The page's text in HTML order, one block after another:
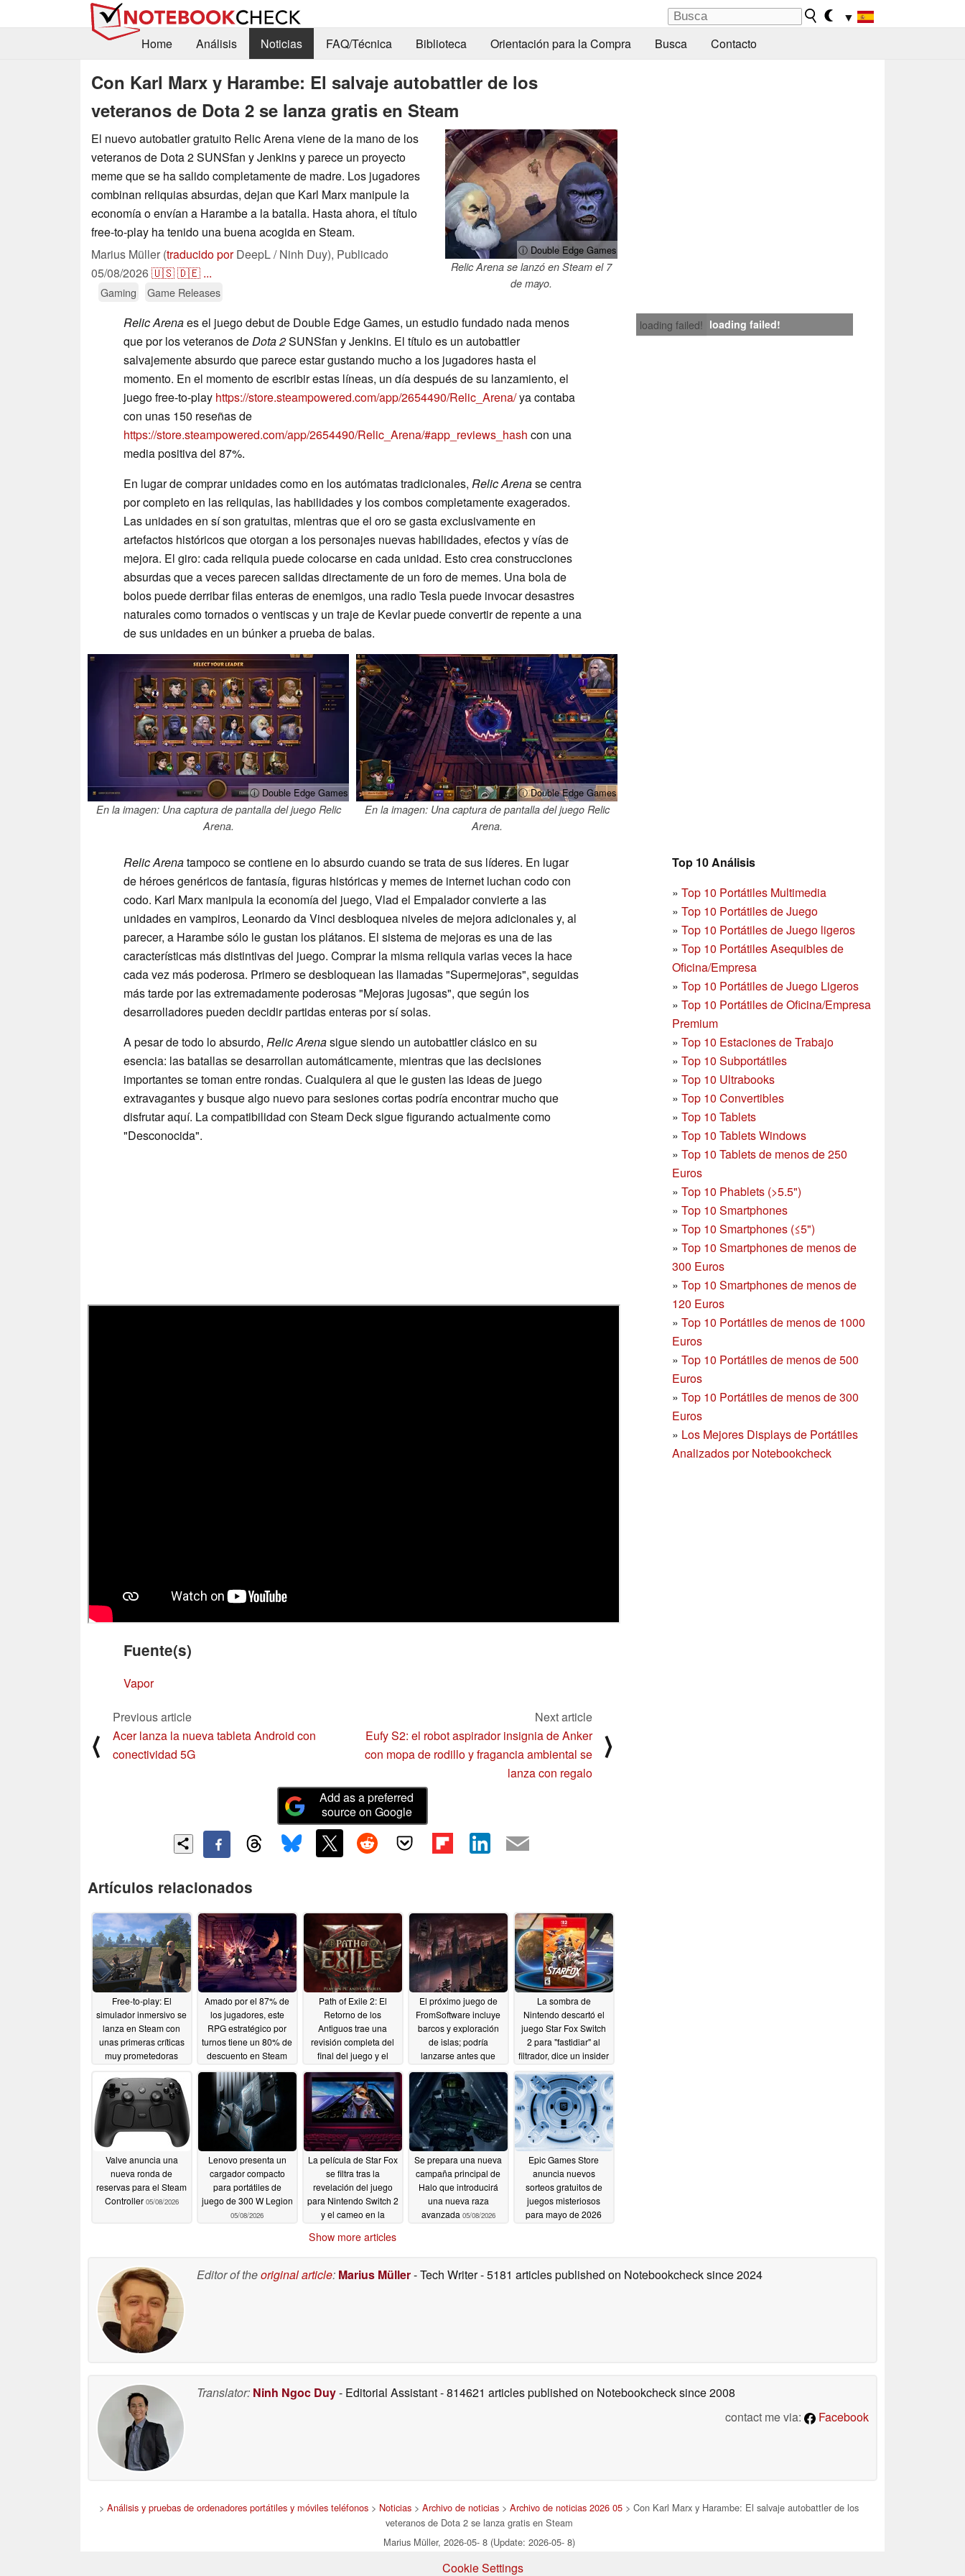
▼
Home
Análisis Noticias FAQ/Técnica Biblioteca Orientación para la Compra Busca Contacto
Con Karl Marx y Harambe: El salvaje autobattler de los
veteranos de Dota 2 se lanza gratis en Steam
ⓘ Double Edge Games
Relic Arena se lanzó en Steam el 7
de mayo.
El nuevo autobatler gratuito Relic Arena viene de la mano de los
veteranos de Dota 2 SUNSfan y Jenkins y parece un proyecto
meme que se ha salido completamente de madre. Los jugadores
combinan reliquias absurdas, dejan que Karl Marx manipule la
economía o envían a Harambe a la batalla. Hasta ahora, el título
free-to-play ha tenido una buena acogida en Steam.
Marius Müller (traducido porDeepL / Ninh Duy), Publicado
05/08/2026🇺🇸🇩🇪 ...
Gaming Game Releases
loading failed! loading failed!
Relic Arenaes el juego debut de Double Edge Games, un estudio fundado nada menos
que por los veteranos deDota 2SUNSfan y Jenkins. El título es un autobattler
salvajemente absurdo que parece estar gustando mucho a los jugadores hasta el
momento. En el momento de escribir estas líneas, un día después de su lanzamiento, el
juego free-to-play https://store.steampowered.com/app/2654490/Relic_Arena/ya contaba
con unas 150 reseñas de
https://store.steampowered.com/app/2654490/Relic_Arena/#app_reviews_hash con una
media positiva del 87%.
En lugar de comprar unidades como en los autómatas tradicionales, Relic Arenase centra
por completo en las reliquias, las habilidades y los combos completamente exagerados.
Las unidades en sí son gratuitas, mientras que el oro se gasta exclusivamente en
artefactos históricos que otorgan a los personajes nuevas habilidades, efectos y vías de
mejora. El giro: cada reliquia puede colocarse en cada unidad. Esto crea construcciones
absurdas que a veces parecen salidas directamente de un foro de memes. Una bola de
bolos puede derribar filas enteras de enemigos, una radio Tesla puede invocar desastres
naturales como tornados o ventiscas y un traje de Kevlar puede convertir de repente a una
de sus unidades en un búnker a prueba de balas.
ⓘ Double Edge Games
En la imagen: Una captura de pantalla del juego Relic
Arena.
ⓘ Double Edge Games
En la imagen: Una captura de pantalla del juego Relic
Arena.
Top 10 Análisis
» Top 10 Portátiles Multimedia
» Top 10 Portátiles de Juego
» Top 10 Portátiles de Juego ligeros
» Top 10 Portátiles Asequibles de
Oficina/Empresa
» Top 10 Portátiles de Juego Ligeros
» Top 10 Portátiles de Oficina/Empresa
Premium
» Top 10 Estaciones de Trabajo
» Top 10 Subportátiles
» Top 10 Ultrabooks
» Top 10 Convertibles
» Top 10 Tablets
» Top 10 Tablets Windows
» Top 10 Tablets de menos de 250
Euros
» Top 10 Phablets (>5.5")
» Top 10 Smartphones
» Top 10 Smartphones (≤5")
» Top 10 Smartphones de menos de
300 Euros
» Top 10 Smartphonesde menos de
120 Euros
» Top 10 Portátiles de menos de 1000
Euros
» Top 10 Portátiles de menos de 500
Euros
» Top 10 Portátiles de menos de 300
Euros
» Los Mejores Displays de Portátiles
Analizados por Notebookcheck
Relic Arenatampoco se contiene en lo absurdo cuando se trata de sus líderes. En lugar
de héroes genéricos de fantasía, figuras históricas y memes de internet luchan codo con
codo. Karl Marx manipula la economía del juego, Vlad el Empalador convierte a las
unidades en vampiros, Leonardo da Vinci desbloquea niveles de mejora adicionales y, al
parecer, a Harambe sólo le gustan los plátanos. El sistema de mejoras es una de las
características más distintivas del juego. Comprar la misma reliquia varias veces la hace
cada vez más poderosa. Primero se desbloquean las llamadas "Supermejoras", seguidas
más tarde por las extremadamente poderosas "Mejoras jugosas", que según los
desarrolladores pueden decidir partidas enteras por sí solas.
A pesar de todo lo absurdo, Relic Arenasigue siendo un autobattler clásico en su
esencia: las batallas se desarrollan automáticamente, mientras que las decisiones
importantes se toman entre rondas. Cualquiera al que le gusten las ideas de juego
extravagantes y busque algo nuevo para sesiones cortas podría encontrar mucho que
disfrutar aquí. La compatibilidad con Steam Deck sigue figurando actualmente como
"Desconocida".
Fuente(s)
Vapor
⟨
Previous article
Acer lanza la nueva tableta Android con
conectividad 5G
Next article
Eufy S2: el robot aspirador insignia de Anker
con mopa de rodillo y fragancia ambiental se
lanza con regalo
⟩
Add as a preferred
source on Google
Artículos relacionados
Free-to-play: El
simulador inmersivo se
lanza en Steam con
unas primeras críticas
muy prometedoras
Amado por el 87% de
los jugadores, este
RPG estratégico por
turnos tiene un 80% de
descuento en Steam
05/08/2026
Path of Exile 2: El
Retorno de los
Antiguos trae una
revisión completa del
final del juego y el
Mageblood05/08/2026
El próximo juego de
FromSoftware incluye
barcos y exploración
de islas; podría
lanzarse antes que
05/08/2026
La sombra de
Nintendo descartó el
juego Star Fox Switch
2 para "fastidiar" al
filtrador, dice un insider
05/08/2026
Valve anuncia una
nueva ronda de
reservas para el Steam
Controller 05/08/2026
Lenovo presenta un
cargador compacto
para portátiles de
juego de 300 W Legion
05/08/2026
La película de Star Fox
se filtra tras la
revelación del juego
para Nintendo Switch 2
y el cameo en la
05/08/2026
Se prepara una nueva
campaña principal de
Halo que introducirá
una nueva raza
avanzada 05/08/2026
Epic Games Store
anuncia nuevos
sorteos gratuitos de
juegos misteriosos
para mayo de 2026
Show more articles
Editor of theoriginal article: Marius Müller- Tech Writer- 5181 articles published on Notebookchecksince 2024
Translator: Ninh Ngoc Duy- Editorial Assistant- 814621 articles published on Notebookchecksince 2008
contact me via:
Facebook
> Análisis y pruebas de ordenadores portátiles y móviles teléfonos > Noticias > Archivo de noticias > Archivo de noticias 2026 05 > Con Karl Marx y Harambe: El salvaje autobattler de los
veteranos de Dota 2 se lanza gratis en Steam
Marius Müller, 2026-05- 8 (Update: 2026-05- 8)
Cookie Settings